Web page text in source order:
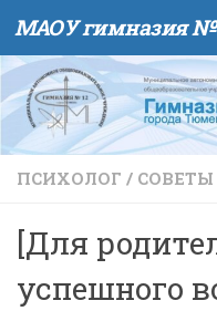
Skip to content
ПСИХОЛОГ /
[Для
успешного